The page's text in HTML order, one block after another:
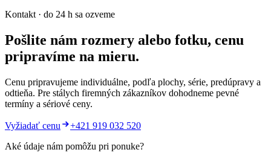
Kontakt · do 24 h sa ozveme
Pošlite nám rozmery alebo fotku, cenu
pripravíme na mieru.
Cenu pripravujeme individuálne, podľa plochy, série, predúpravy a
odtieňa. Pre stálych firemných zákazníkov dohodneme pevné
termíny a sériové ceny.
Vyžiadať cenu
+421 919 032 520
Aké údaje nám pomôžu pri ponuke?